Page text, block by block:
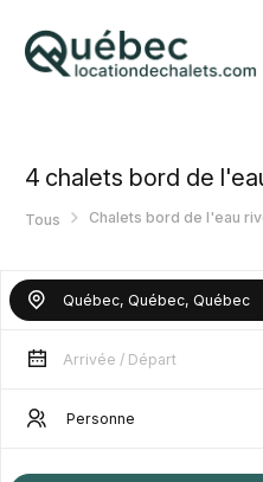
4 chalets bord de
Tous Chalets bord de l'eau